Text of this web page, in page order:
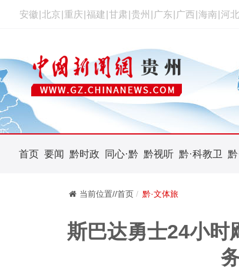
安徽 北京 重庆 福建 甘肃 贵州 广东 广西 海南 河北
首页 要闻 黔时政 同心·黔 黔视听 黔·科教卫
当前位置//首页 黔·文体旅
斯巴达勇士24小时